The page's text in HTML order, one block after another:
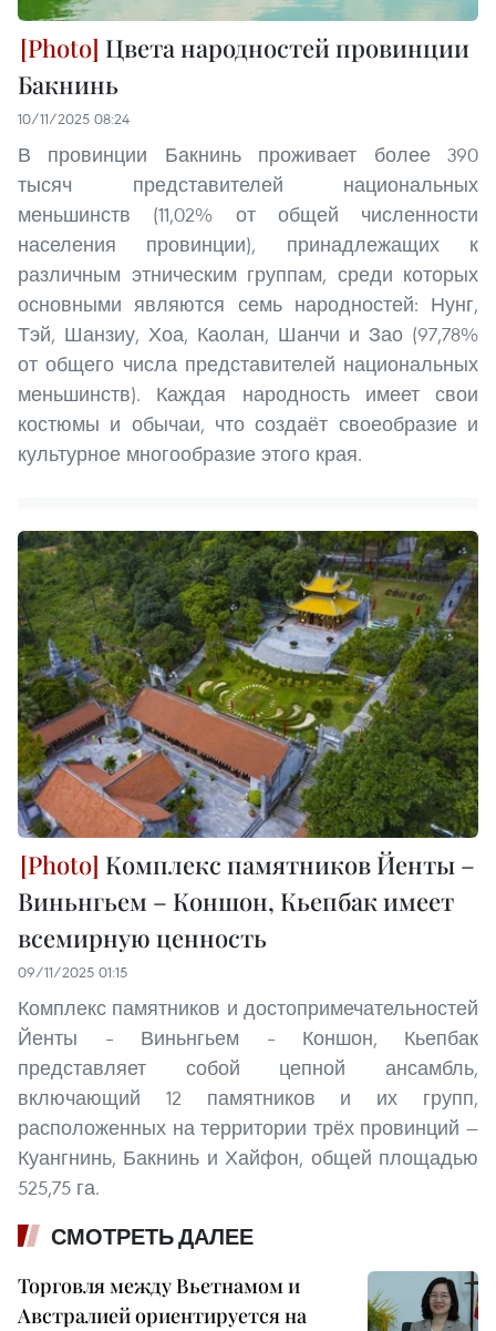
Цвета народностей провинции
Бакнинь
10/11/2025 08:24
В провинции Бакнинь проживает более 390
тысяч представителей национальных
меньшинств (11,02% от общей численности
населения провинции), принадлежащих к
различным этническим группам, среди которых
основными являются семь народностей: Нунг,
Тэй, Шанзиу, Хоа, Каолан, Шанчи и Зао (97,78%
от общего числа представителей национальных
меньшинств). Каждая народность имеет свои
костюмы и обычаи, что создаёт своеобразие и
культурное многообразие этого края.
Комплекс памятников Йенты –
Виньнгьем – Коншон, Кьепбак имеет
всемирную ценность
09/11/2025 01:15
Комплекс памятников и достопримечательностей
Йенты – Виньнгьем – Коншон, Кьепбак
представляет собой цепной ансамбль,
включающий 12 памятников и их групп,
расположенных на территории трёх провинций —
Куангнинь, Бакнинь и Хайфон, общей площадью
525,75 га.
СМОТРЕТЬ ДАЛЕЕ
Торговля между Вьетнамом и
Австралией ориентируется на